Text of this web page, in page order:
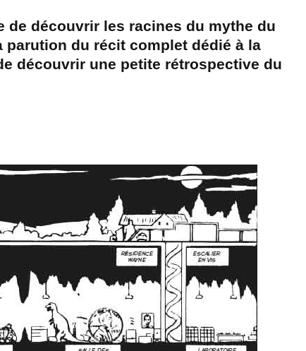
de découvrir les racines du mythe du
parution du récit complet dédié à la
découvrir une petite rétrospective du